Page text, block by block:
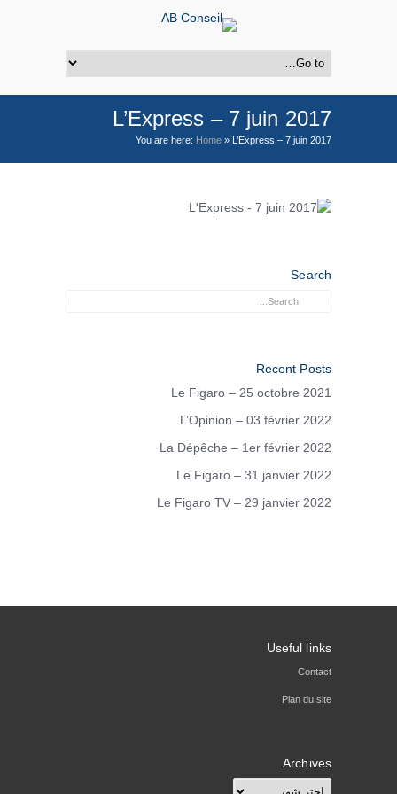
L’Express – 7 juin 2017
You are here: Home » L’Express – 7 juin 2017
Search
Recent Posts
Le Figaro – 25 octobre 2021
L’Opinion – 03 février 2022
La Dépêche – 1er février 2022
Le Figaro – 31 janvier 2022
Le Figaro TV – 29 janvier 2022
Useful links
Contact
Plan du site
Archives
Archives